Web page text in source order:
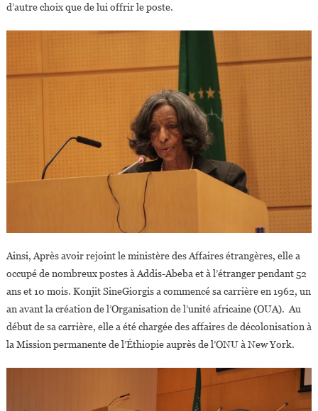
d’autre choix que de lui offrir le poste.
Ainsi, Après avoir rejoint le ministère des Affaires étrangères, elle a
occupé de nombreux postes à Addis-Abeba et à l’étranger pendant 52
ans et 10 mois. Konjit SineGiorgis a commencé sa carrière en 1962, un
an avant la création de l’Organisation de l’unité africaine (OUA). Au
début de sa carrière, elle a été chargée des affaires de décolonisation à
la Mission permanente de l’Éthiopie auprès de l’ONU à New York.